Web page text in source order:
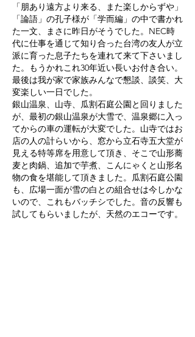
「朋あり遠方より来る、また楽しからずや」
「論語」の孔子様が「学而編」の中で書かれ
た一文、まさに昨日がそうでした。NEC時
代に仕事を通じて知り合った台湾の友人が立
派に育った息子たちを連れて来て下さいまし
た。もうかれこれ30年近い長いお付き合い。
最後は我が家で家族みんなで懇談、談笑、大
変楽しい一日でした。
銀山温泉、山寺、瓜割石庭公園と回りました
が、最初の銀山温泉が大雪で、温泉郷に入っ
てからの車の運転が大変でした。山寺ではお
店の人の計らいから、窓から立石寺五大堂が
見える特等席を用意して頂き、そこで山形蕎
麦と肉鍋、追加で芋煮、こんにゃくと山形名
物の食を堪能して頂きました。瓜割石庭公園
も、広場一面が雪の白との組合せは今しかな
いので、これもバッチシでした。音の反響も
試してもらいましたが、天然のエコーです。